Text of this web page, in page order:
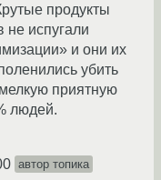
продукты
не испугали
и они их
убить
приятную
людей.
автор топика